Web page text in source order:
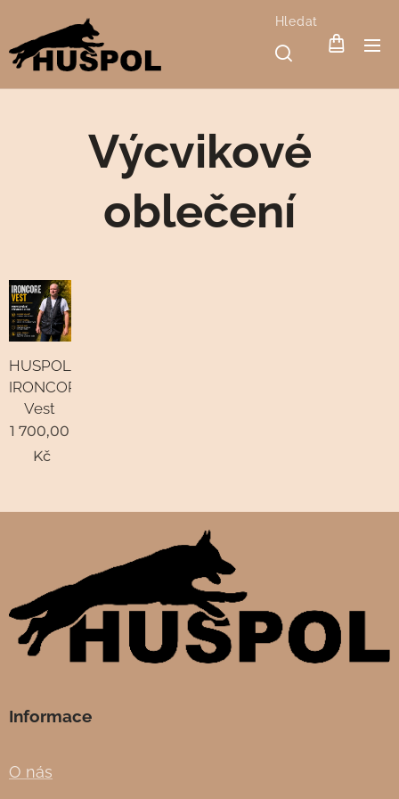
Hledat
Výcvikové
oblečení
HUSPOL
IRONCORE
Vest
1 700,00
Kč
Informace
O nás